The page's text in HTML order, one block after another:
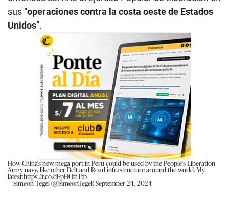
sus “operaciones contra la costa oeste de Estados
Unidos”.
How China's new mega-port in Peru could be used by the People's Liberation
Army navy, like other Belt and Road infrastructure around the world. My
latest:https://t.co/dFpHOtfTtb
— Simeon Tegel (@SimeonTegel)September 24, 2024